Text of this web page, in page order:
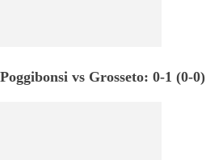
Poggibonsi vs Grosseto: 0-1 (0-0)